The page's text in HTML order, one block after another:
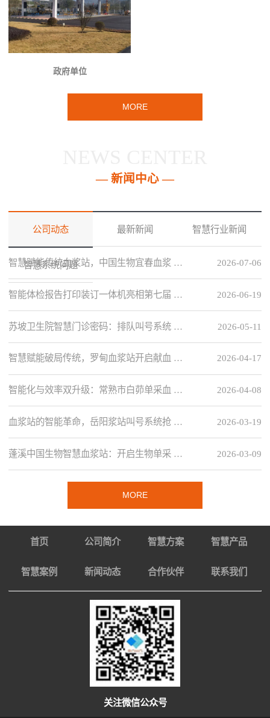
政府单位
MORE
— 新闻中心 —
公司动态 最新新闻 智慧行业新闻
智慧系统问题 2026-07-06
智慧赋能传统血浆站，中国生物宜春血浆 …
2026-06-19
智能体检报告打印装订一体机亮相第七届 …
2026-05-11
苏坡卫生院智慧门诊密码：排队叫号系统 …
2026-04-17
智慧赋能破局传统，罗甸血浆站开启献血 …
2026-04-08
智能化与效率双升级：常熟市白茆单采血 …
2026-03-19
血浆站的智能革命，岳阳浆站叫号系统抢 …
2026-03-09
蓬溪中国生物智慧血浆站：开启生物单采 …
MORE
首页 公司简介 智慧方案 智慧产品
智慧案例 新闻动态 合作伙伴 联系我们
关注微信公众号